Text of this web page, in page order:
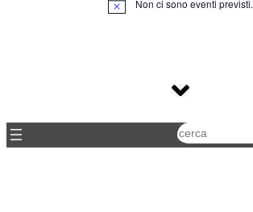
Notice Non ci sono eventi previsti.
Cerca